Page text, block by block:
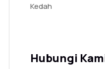
Kedah
Hubungi